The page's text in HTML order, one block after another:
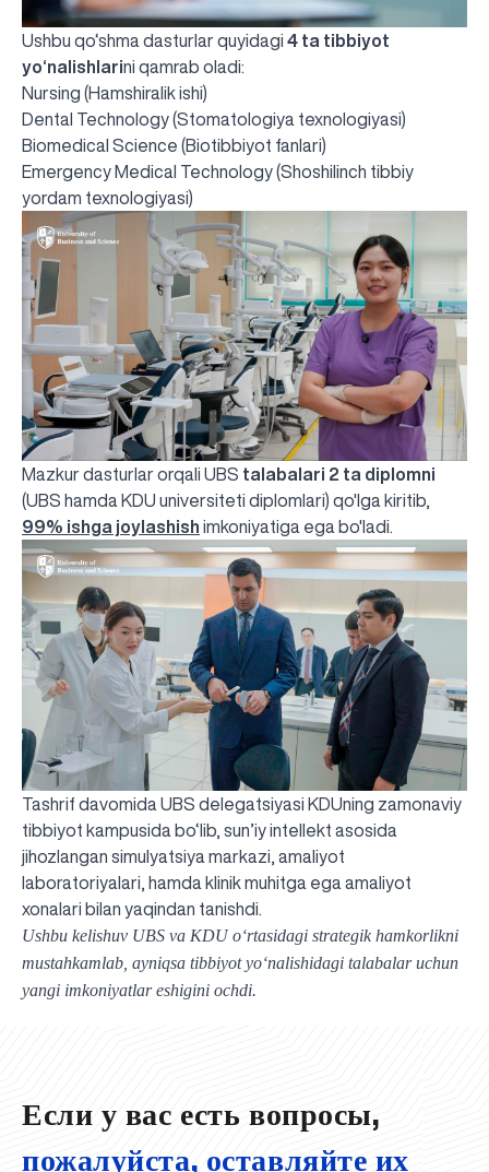
Ushbu qo‘shma dasturlar quyidagi 4 ta tibbiyot
yo‘nalishlarini qamrab oladi:
Nursing (Hamshiralik ishi)
Dental Technology (Stomatologiya texnologiyasi)
Biomedical Science (Biotibbiyot fanlari)
Emergency Medical Technology (Shoshilinch tibbiy
yordam texnologiyasi)
Mazkur dasturlar orqali UBS talabalari 2 ta diplomni
(UBS hamda KDU universiteti diplomlari) qo'lga kiritib,
99% ishga joylashish imkoniyatiga ega bo'ladi.
Tashrif davomida UBS delegatsiyasi KDUning zamonaviy
tibbiyot kampusida bo‘lib, sun’iy intellekt asosida
jihozlangan simulyatsiya markazi, amaliyot
laboratoriyalari, hamda klinik muhitga ega amaliyot
xonalari bilan yaqindan tanishdi.
Ushbu kelishuv UBS va KDU o‘rtasidagi strategik hamkorlikni
mustahkamlab, ayniqsa tibbiyot yo‘nalishidagi talabalar uchun
yangi imkoniyatlar eshigini ochdi.
UBS professori "Yangi O‘zbekiston yosh olimlari"
qatoridan joy oldi!
Вышел новый номер нашей любимой газеты «UBS
Xabarnomasi»!
Анализ деятельности UBS и планы на перспективу
Преподаватели UBS повысили квалификацию в
Кыргызстане
Вперёд к победе, Узбекистан!
НАЗНАЧЕНИЕ
UBS в средствах массовой информации
UBS и выпускники университета удостоены наград
хокимията области
Хотите вывести изучение языка на новый уровень?
Inson kapitaliga yo‘naltirilgan investitsiya — Yangi
O‘zbekiston taraqqiyotining eng muhim tayanchi
Если у вас есть вопросы,
пожалуйста, оставляйте их